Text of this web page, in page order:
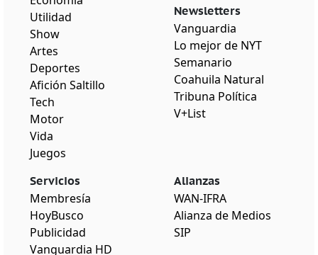
Utilidad
Show
Artes
Deportes
Afición Saltillo
Tech
Motor
Vida
Juegos
Newsletters
Vanguardia
Lo mejor de NYT
Semanario
Coahuila Natural
Tribuna Política
V+List
Servicios
Membresía
HoyBusco
Publicidad
Vanguardia HD
Alianzas
WAN-IFRA
Alianza de Medios
SIP